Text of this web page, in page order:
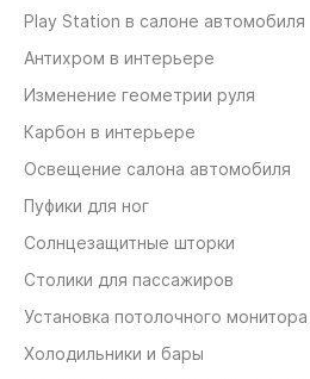
Play Station в салоне автомобиля
Антихром в интерьере
Изменение геометрии руля
Карбон в интерьере
Освещение салона автомобиля
Пуфики для ног
Солнцезащитные шторки
Столики для пассажиров
Установка потолочного монитора
Холодильники и бары